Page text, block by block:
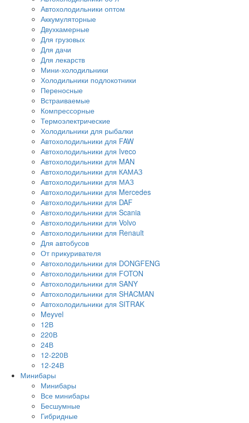
Автохолодильники оптом
Аккумуляторные
Двухкамерные
Для грузовых
Для дачи
Для лекарств
Мини-холодильники
Холодильники подлокотники
Переносные
Встраиваемые
Компрессорные
Термоэлектрические
Холодильники для рыбалки
Автохолодильники для FAW
Автохолодильники для Iveco
Автохолодильники для MAN
Автохолодильники для КАМАЗ
Автохолодильники для МАЗ
Автохолодильники для Mercedes
Автохолодильники для DAF
Автохолодильники для Scania
Автохолодильники для Volvo
Автохолодильники для Renault
Для автобусов
От прикуривателя
Автохолодильники для DONGFENG
Автохолодильники для FOTON
Автохолодильники для SANY
Автохолодильники для SHACMAN
Автохолодильники для SITRAK
Meyvel
12В
220В
24В
12-220В
12-24В
Минибары
Минибары
Все минибары
Бесшумные
Гибридные